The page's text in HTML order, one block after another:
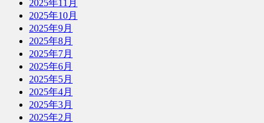
2025年11月
2025年10月
2025年9月
2025年8月
2025年7月
2025年6月
2025年5月
2025年4月
2025年3月
2025年2月